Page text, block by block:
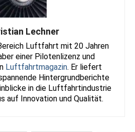
Lechner
Luftfahrt mit 20 Jahren
einer Pilotenlizenz und
Luftfahrtmagazin. Er liefert
Hintergrundberichte
in die Luftfahrtindustrie
auf Innovation und Qualität.